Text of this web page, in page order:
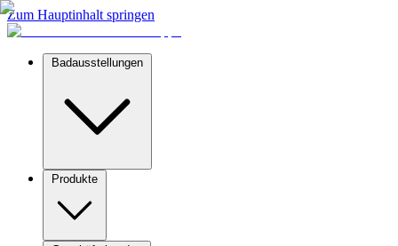
Zum Hauptinhalt springen
Badausstellungen
Produkte